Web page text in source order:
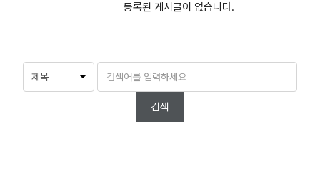
등록된 게시글이 없습니다.
검색